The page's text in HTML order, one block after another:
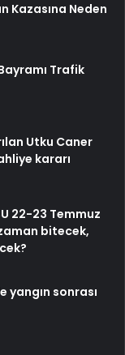
Kazasına Neden
Trafik
Utku Caner
kararı
22-23 Temmuz
bitecek,
yangın sonrası